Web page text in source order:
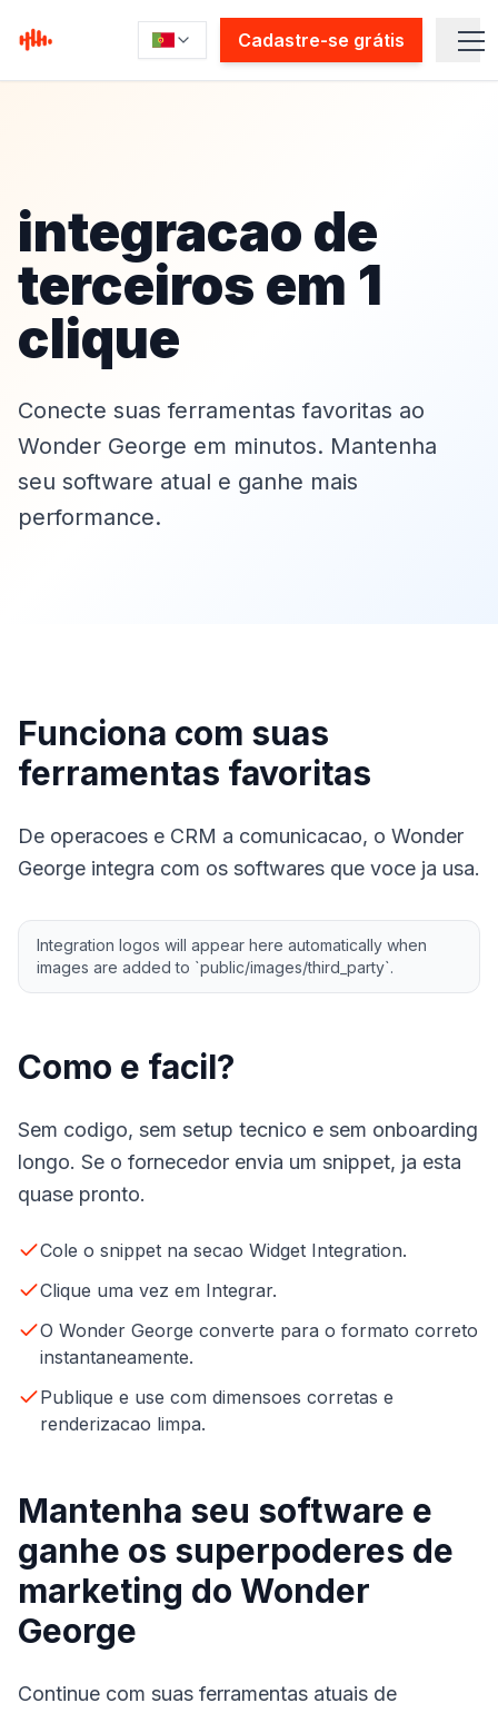
Cadastre-se grátis
integracao de
terceiros em 1
clique
Conecte suas ferramentas favoritas ao
Wonder George em minutos. Mantenha
seu software atual e ganhe mais
performance.
Funciona com suas
ferramentas favoritas
De operacoes e CRM a comunicacao, o Wonder
George integra com os softwares que voce ja usa.
Integration logos will appear here automatically when
images are added to `public/images/third_party`.
Como e facil?
Sem codigo, sem setup tecnico e sem onboarding
longo. Se o fornecedor envia um snippet, ja esta
quase pronto.
Cole o snippet na secao Widget Integration.
Clique uma vez em Integrar.
O Wonder George converte para o formato correto
instantaneamente.
Publique e use com dimensoes corretas e
renderizacao limpa.
Mantenha seu software e
ganhe os superpoderes de
marketing do Wonder
George
Continue com suas ferramentas atuais de